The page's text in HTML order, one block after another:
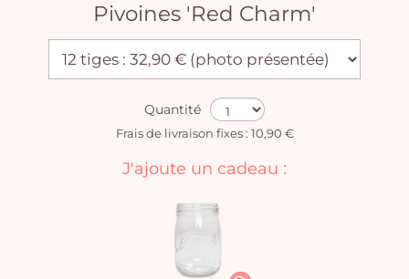
Pivoines 'Red Charm'
Quantité
Frais de livraison fixes : 10,90 €
J'ajoute un cadeau :